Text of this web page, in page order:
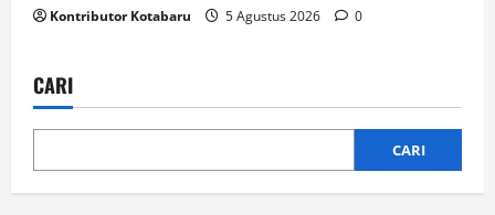
Kontributor Kotabaru 5 Agustus 2026 0
CARI
CARI